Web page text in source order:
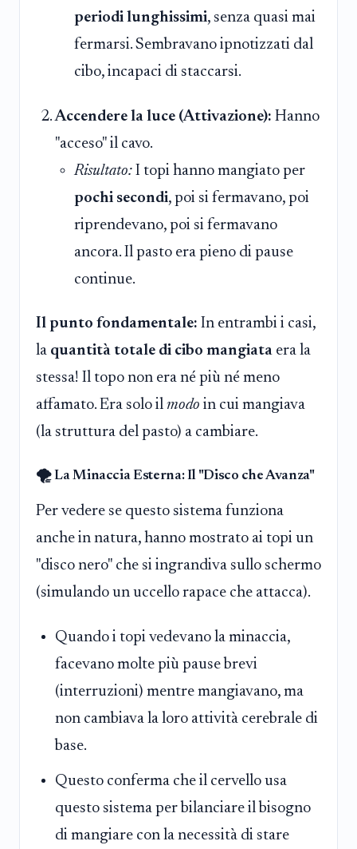
periodi lunghissimi, senza quasi mai
fermarsi. Sembravano ipnotizzati dal
cibo, incapaci di staccarsi.
Accendere la luce (Attivazione): Hanno
"acceso" il cavo.
Risultato: I topi hanno mangiato per
pochi secondi, poi si fermavano, poi
riprendevano, poi si fermavano
ancora. Il pasto era pieno di pause
continue.
Il punto fondamentale: In entrambi i casi,
la quantità totale di cibo mangiata era la
stessa! Il topo non era né più né meno
affamato. Era solo il modo in cui mangiava
(la struttura del pasto) a cambiare.
🌪️ La Minaccia Esterna: Il "Disco che Avanza"
Per vedere se questo sistema funziona
anche in natura, hanno mostrato ai topi un
"disco nero" che si ingrandiva sullo schermo
(simulando un uccello rapace che attacca).
Quando i topi vedevano la minaccia,
facevano molte più pause brevi
(interruzioni) mentre mangiavano, ma
non cambiava la loro attività cerebrale di
base.
Questo conferma che il cervello usa
questo sistema per bilanciare il bisogno
di mangiare con la necessità di stare